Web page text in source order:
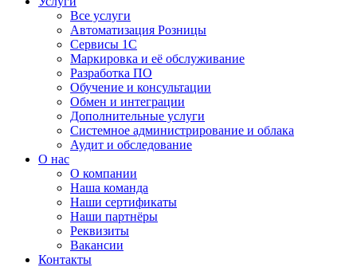
Все услуги
Автоматизация Розницы
Сервисы 1С
Маркировка и её обслуживание
Разработка ПО
Обучение и консультации
Обмен и интеграции
Дополнительные услуги
Системное администрирование и облака
Аудит и обследование
О нас
О компании
Наша команда
Наши сертификаты
Наши партнёры
Реквизиты
Вакансии
Контакты